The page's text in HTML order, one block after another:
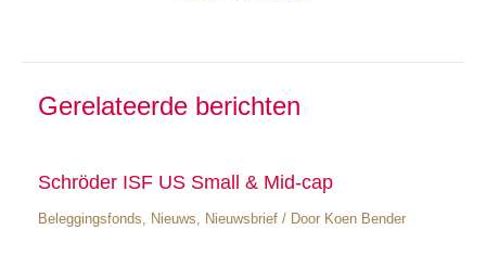
Gerelateerde berichten
Schröder ISF US Small & Mid-cap
Beleggingsfonds Nieuws Nieuwsbrief/ Door Koen Bender